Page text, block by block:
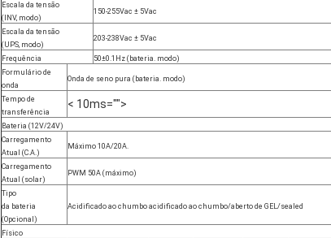
Escala da tensão
(INV, modo)
150-255Vac ± 5Vac
Escala da tensão
(UPS, modo)
203-238Vac ± 5Vac
Frequência
50±0.1Hz (bateria. modo)
Formulário de
onda
Onda de seno pura (bateria. modo)
Tempo de
transferência
< 10ms="">
Bateria (12V/24V)
Carregamento
Atual (C.A.)
Máximo 10A/20A.
Carregamento
Atual (solar)
PWM 50A (máximo)
Tipo
da bateria
(Opcional)
Acidificado ao chumbo acidificado ao chumbo/aberto de GEL/sealed
Físico